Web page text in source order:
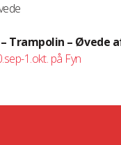
Trampolin – Øvede
1.okt. på Fyn